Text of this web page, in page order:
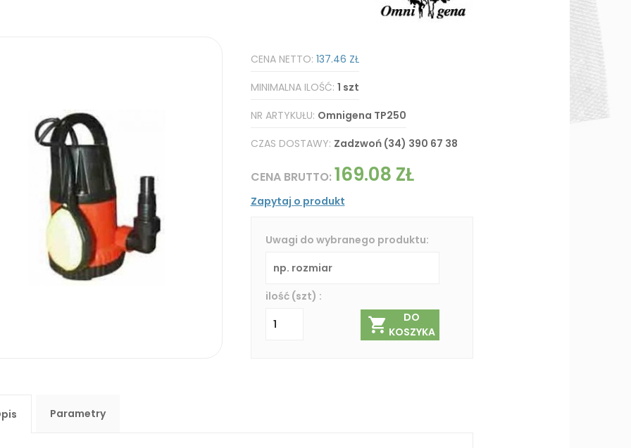
CENA NETTO: 137.46 ZŁ
MINIMALNA ILOŚĆ: 1 szt
NR ARTYKUŁU: Omnigena TP250
CZAS DOSTAWY: Zadzwoń (34) 390 67 38
CENA BRUTTO: 169.08 ZŁ
Zapytaj o produkt
Uwagi do wybranego produktu:
ilość (szt) :
DO
KOSZYKA
Parametry